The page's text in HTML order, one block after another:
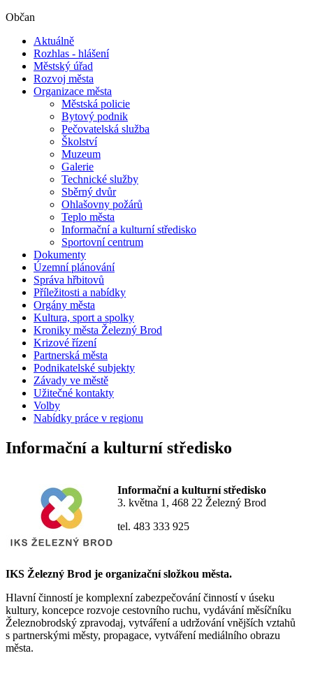
Občan
Aktuálně
Rozhlas - hlášení
Městský úřad
Rozvoj města
Organizace města
Městská policie
Bytový podnik
Pečovatelská služba
Školství
Muzeum
Galerie
Technické služby
Sběrný dvůr
Ohlašovny požárů
Teplo města
Informační a kulturní středisko
Sportovní centrum
Dokumenty
Územní plánování
Správa hřbitovů
Příležitosti a nabídky
Orgány města
Kultura, sport a spolky
Kroniky města Železný Brod
Krizové řízení
Partnerská města
Podnikatelské subjekty
Závady ve městě
Užitečné kontakty
Volby
Nabídky práce v regionu
Informační a kulturní středisko
Informační a kulturní středisko
3. května 1, 468 22 Železný Brod
tel. 483 333 925
IKS Železný Brod je organizační složkou města.
Hlavní činností je komplexní zabezpečování činností v úseku
kultury, koncepce rozvoje cestovního ruchu, vydávání měsíčníku
Železnobrodský zpravodaj, vytváření a udržování vnějších vztahů
s partnerskými městy, propagace, vytváření mediálního obrazu
města.